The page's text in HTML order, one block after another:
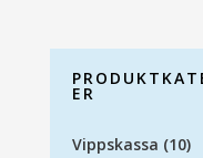
ER
Vippskassa (10)